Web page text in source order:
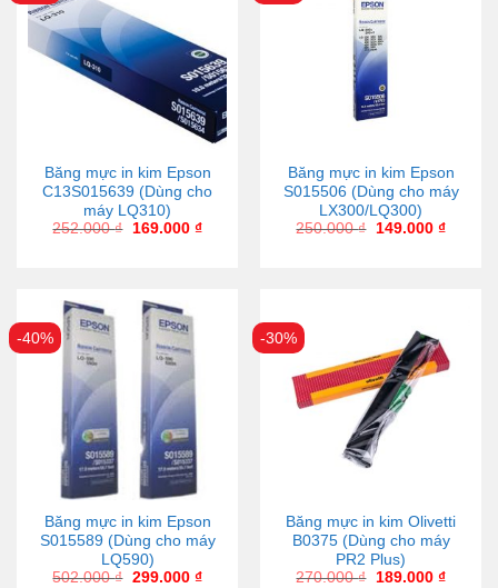
Băng mực in kim Epson
C13S015639 (Dùng cho
máy LQ310)
252.000₫ 169.000 ₫
Băng mực in kim Epson
S015506 (Dùng cho máy
LX300/LQ300)
250.000₫ 149.000 ₫
-40%
Băng mực in kim Epson
S015589 (Dùng cho máy
LQ590)
502.000₫ 299.000 ₫
-30%
Băng mực in kim Olivetti
B0375 (Dùng cho máy
PR2 Plus)
270.000₫ 189.000 ₫